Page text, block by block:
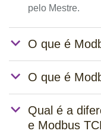
pelo Mestre.
O que é
O que é
Qual é a
e Modbus